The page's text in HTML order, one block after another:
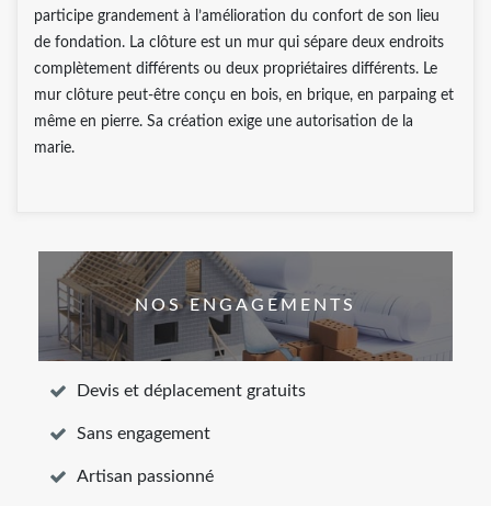
participe grandement à l’amélioration du confort de son lieu
de fondation. La clôture est un mur qui sépare deux endroits
complètement différents ou deux propriétaires différents. Le
mur clôture peut-être conçu en bois, en brique, en parpaing et
même en pierre. Sa création exige une autorisation de la
marie.
NOS ENGAGEMENTS
Devis et déplacement gratuits
Sans engagement
Artisan passionné